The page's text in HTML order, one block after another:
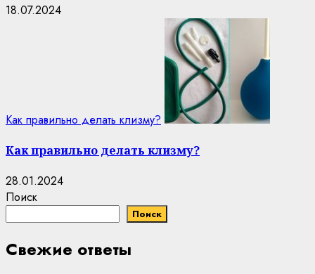
18.07.2024
Как правильно делать клизму?
Как правильно делать клизму?
28.01.2024
Поиск
Поиск
Свежие ответы